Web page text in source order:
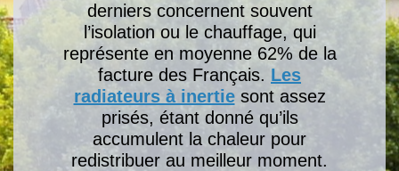
derniers concernent souvent
l’isolation ou le chauffage, qui
représente en moyenne 62% de la
facture des Français. Les
radiateurs à inertiesont assez
prisés, étant donné qu’ils
accumulent la chaleur pour
redistribuer au meilleur moment.